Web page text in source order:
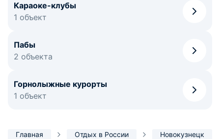
Караоке-клубы
1 объект
Пабы
2 объекта
Горнолыжные курорты
1 объект
Главная Отдых в России Новокузнецк